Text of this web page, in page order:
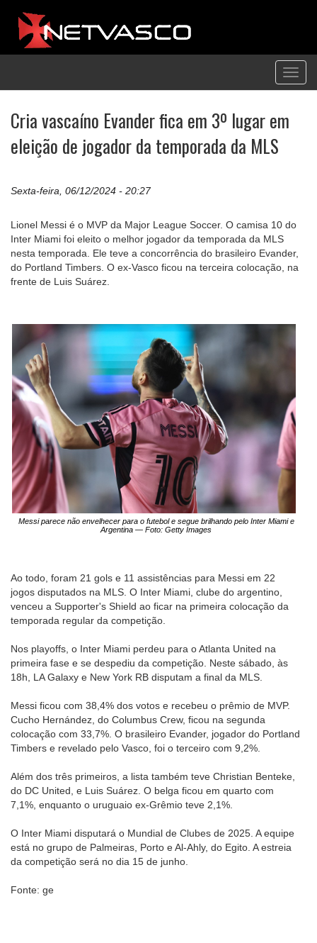
Cria vascaíno Evander fica em 3º lugar em
eleição de jogador da temporada da MLS
Sexta-feira, 06/12/2024 - 20:27
Lionel Messi é o MVP da Major League Soccer. O camisa 10 do
Inter Miami foi eleito o melhor jogador da temporada da MLS
nesta temporada. Ele teve a concorrência do brasileiro Evander,
do Portland Timbers. O ex-Vasco ficou na terceira colocação, na
frente de Luis Suárez.
Messi parece não envelhecer para o futebol e segue brilhando pelo Inter Miami e
Argentina — Foto: Getty Images
Ao todo, foram 21 gols e 11 assistências para Messi em 22
jogos disputados na MLS. O Inter Miami, clube do argentino,
venceu a Supporter's Shield ao ficar na primeira colocação da
temporada regular da competição.
Nos playoffs, o Inter Miami perdeu para o Atlanta United na
primeira fase e se despediu da competição. Neste sábado, às
18h, LA Galaxy e New York RB disputam a final da MLS.
Messi ficou com 38,4% dos votos e recebeu o prêmio de MVP.
Cucho Hernández, do Columbus Crew, ficou na segunda
colocação com 33,7%. O brasileiro Evander, jogador do Portland
Timbers e revelado pelo Vasco, foi o terceiro com 9,2%.
Além dos três primeiros, a lista também teve Christian Benteke,
do DC United, e Luis Suárez. O belga ficou em quarto com
7,1%, enquanto o uruguaio ex-Grêmio teve 2,1%.
O Inter Miami disputará o Mundial de Clubes de 2025. A equipe
está no grupo de Palmeiras, Porto e Al-Ahly, do Egito. A estreia
da competição será no dia 15 de junho.
Fonte: ge